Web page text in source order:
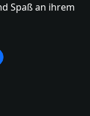
Spaß an ihrem